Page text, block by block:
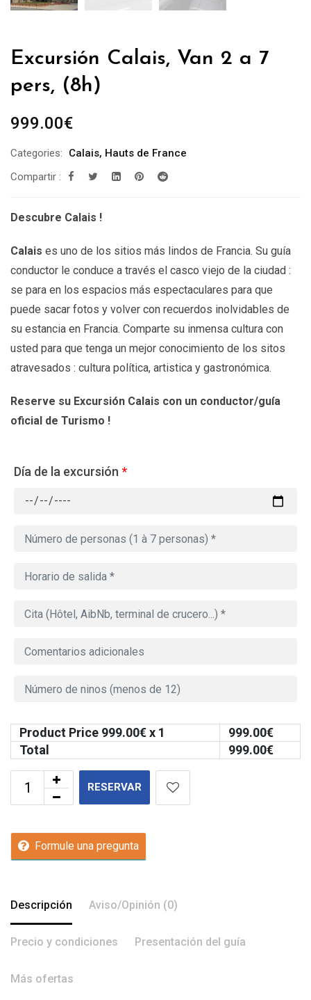
Excursión Calais, Van 2 a 7
pers, (8h)
999.00€
Categories: Calais, Hauts de France
Compartir :
Descubre Calais !
Calais es uno de los sitios más lindos de Francia. Su guía
conductor le conduce a través el casco viejo de la ciudad :
se para en los espacios más espectaculares para que
puede sacar fotos y volver con recuerdos inolvidables de
su estancia en Francia. Comparte su inmensa cultura con
usted para que tenga un mejor conocimiento de los sitos
atravesados : cultura política, artistica y gastronómica.
Reserve su Excursión Calais con un conductor/guía
oficial de Turismo !
Día de la excursión *
Product Price 999.00€ x 1 999.00€
Total
999.00€
RESERVAR
Formule una pregunta
Descripción Aviso/Opinión (0)
Precio y condiciones Presentación del guía
Más ofertas